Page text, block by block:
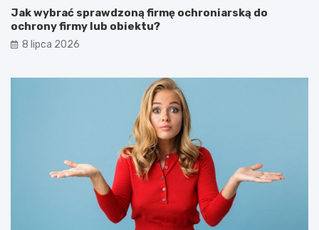
Jak wybrać sprawdzoną firmę ochroniarską do
ochrony firmy lub obiektu?
8 lipca 2026